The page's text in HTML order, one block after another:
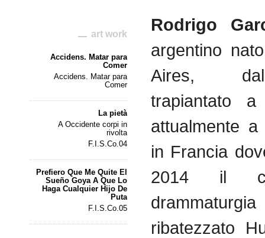
art work
Accidens. Matar para
Comer
Accidens. Matar para
Comer
La pietà
A Occidente corpi in
rivolta
F.I.S.Co.04
Prefiero Que Me Quite El
Sueño Goya A Que Lo
Haga Cualquier Hijo De
Puta
F.I.S.Co.05
Rodrigo
argentino nato
Aires, dal
trapiantato a
attualmente a
in Francia
2014 il
drammaturgia
ribatezzato